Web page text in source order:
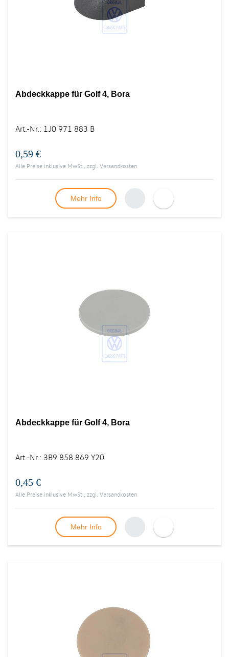
Abdeckkappe für Golf 4, Bora
Art.-Nr.: 1J0 971 883 B
0,59 €
Alle Preise inklusive MwSt., zzgl. Versandkosten
Mehr Info
Abdeckkappe für Golf 4, Bora
Art.-Nr.: 3B9 858 869 Y20
0,45 €
Alle Preise inklusive MwSt., zzgl. Versandkosten
Mehr Info